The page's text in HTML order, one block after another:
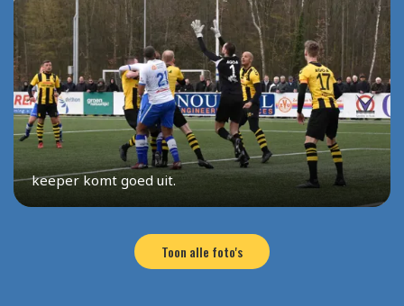
keeper komt goed uit.
Toon alle foto's